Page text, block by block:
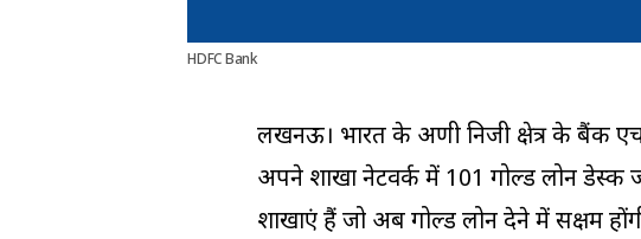
HDFC Bank
लखनऊ। भारत के अग्रणी निजी क्षेत्र के बैंक
अपने शाखा नेटवर्क में 101 गोल्ड लोन
शाखाएं हैं जो अब गोल्ड लोन देने में सक्षम